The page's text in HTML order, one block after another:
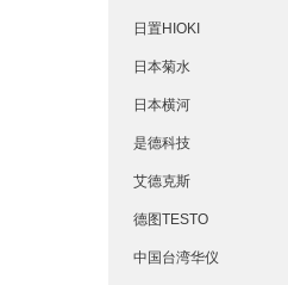
日置HIOKI
日本菊水
日本横河
是德科技
艾德克斯
德图TESTO
中国台湾华仪